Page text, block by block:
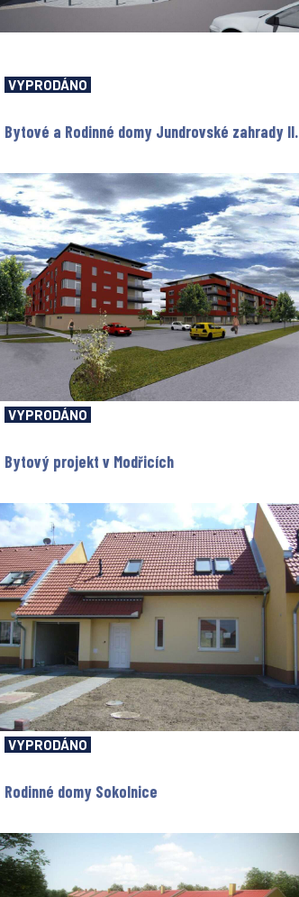
VYPRODÁNO
Bytové a Rodinné domy Jundrovské zahrady II.
VYPRODÁNO
Bytový projekt v Modřicích
VYPRODÁNO
Rodinné domy Sokolnice